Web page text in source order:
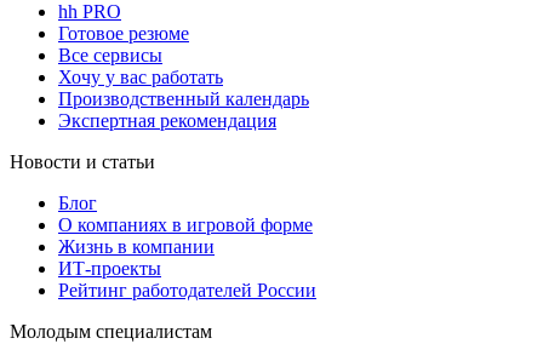
hh PRO
Готовое резюме
Все сервисы
Хочу у вас работать
Производственный календарь
Экспертная рекомендация
Новости и статьи
Блог
О компаниях в игровой форме
Жизнь в компании
ИТ-проекты
Рейтинг работодателей России
Молодым специалистам